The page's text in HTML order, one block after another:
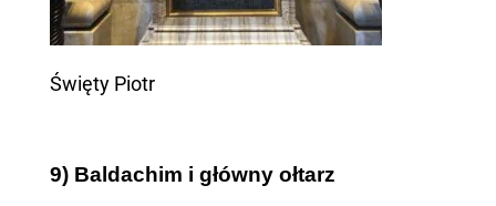
Święty Piotr
9) Baldachim i główny ołtarz